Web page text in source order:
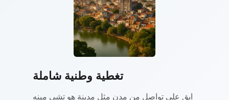
تغطية وطنية شاملة
ابق على تواصل من مدن مثل مدينة هو تشي مينه